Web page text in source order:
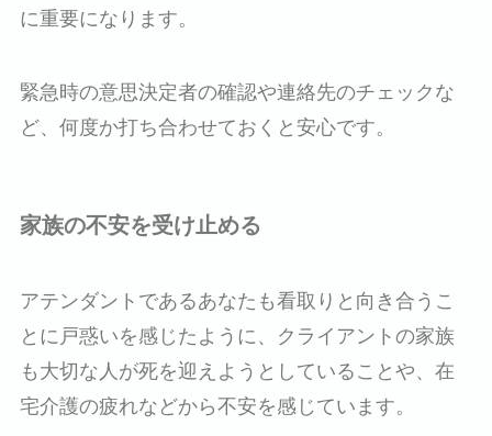
に重要になります。
緊急時の意思決定者の確認や連絡先のチェックな
ど、何度か打ち合わせておくと安心です。
家族の不安を受け止める
アテンダントであるあなたも看取りと向き合うこ
とに戸惑いを感じたように、クライアントの家族
も大切な人が死を迎えようとしていることや、在
宅介護の疲れなどから不安を感じています。